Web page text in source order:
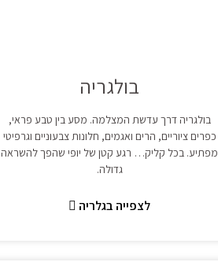
בולגריה
בולגריה דרך עדשת המצלמה. מסע בין טבע פראי,
כפרים ציוריים, הרים ואגמים, חלונות צבעוניים וגרפיטי
מפתיע. בכל קליק… רגע קטן של יופי שהפך להשראה
גדולה.
לצפייה בגלריה